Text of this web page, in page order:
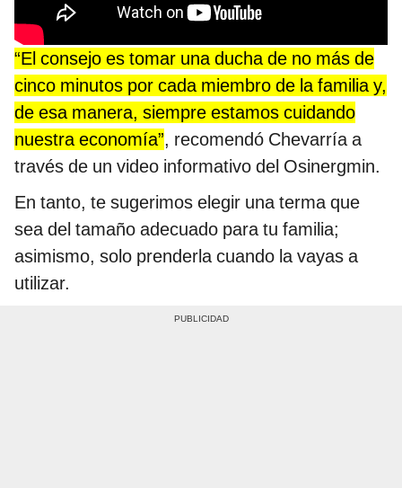
“El consejo es tomar una ducha de no más de
cinco minutos por cada miembro de la familia y,
de esa manera, siempre estamos cuidando
nuestra economía”, recomendó Chevarría a
través de un video informativo del Osinergmin.
En tanto, te sugerimos elegir una terma que
sea del tamaño adecuado para tu familia;
asimismo, solo prenderla cuando la vayas a
utilizar.